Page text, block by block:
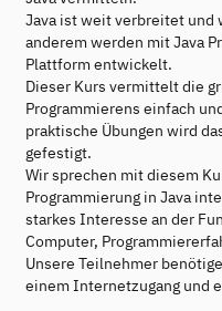
Java ist weit verbreitet
anderem werden mit Java
Plattform entwickelt.
Dieser Kurs vermittelt die
Programmierens einfach
praktische Übungen wird
gefestigt.
Wir sprechen mit diesem
Programmierung in Java
starkes Interesse an der
Computer,
Unsere Teilnehmer
einem Internetzugang und